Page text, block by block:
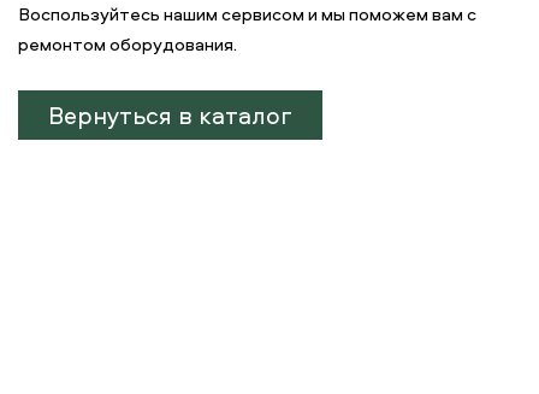
Воспользуйтесь нашим сервисом и мы поможем вам с
ремонтом оборудования.
Вернуться в каталог